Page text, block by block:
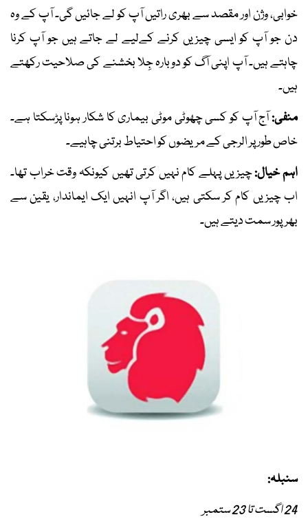
خوابی، وژن اور مقصد سے بھری راتیں آپ کو لے جائیں گی۔ آپ کے وہ
دن جو آپ کو ایسی چیزیں کرنے کےلیے لے جاتے ہیں جو آپ کرنا
چاہتے ہیں۔ آپ اپنی آگ کو دوبارہ جِلا بخشنے کی صلاحیت رکھتے
ہیں۔
منفی:آج آپ کو کسی چھوٹی موٹی بیماری کا شکار ہونا پڑسکتا ہے۔
خاص طور پر الرجی کے مریضوں کو احتیاط برتنی چاہیے۔
اہم خیال:چیزیں پہلے کام نہیں کرتی تھیں کیونکہ وقت خراب تھا۔
اب چیزیں کام کر سکتی ہیں، اگر آپ انہیں ایک ایماندار، یقین سے
بھرپور سمت دیتے ہیں۔
سنبلہ:
24 اگست تا 23 ستمبر